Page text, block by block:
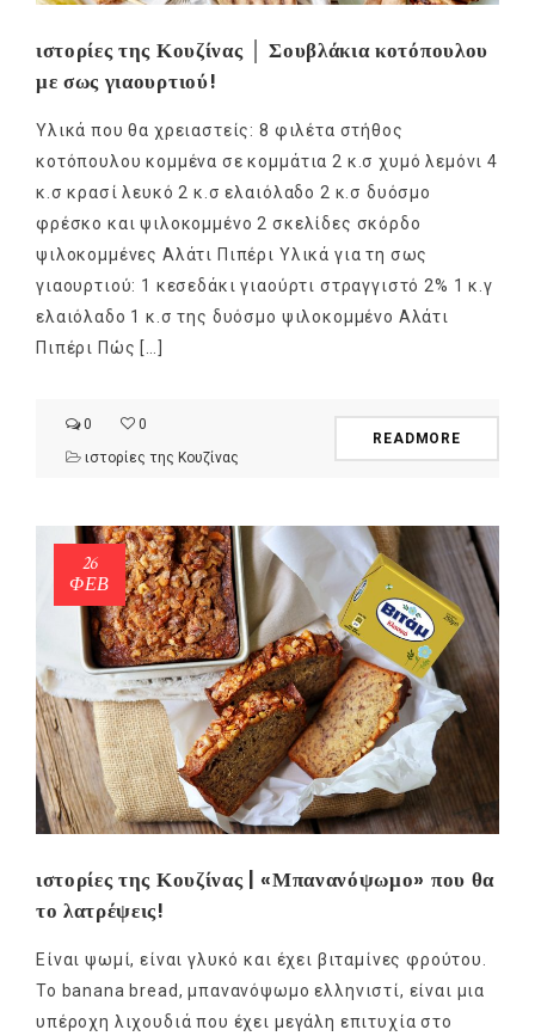
ιστορίες της Κουζίνας │ Σουβλάκια κοτόπουλου
με σως γιαουρτιού!
Υλικά που θα χρειαστείς: 8 φιλέτα στήθος
κοτόπουλου κομμένα σε κομμάτια 2 κ.σ χυμό λεμόνι 4
κ.σ κρασί λευκό 2 κ.σ ελαιόλαδο 2 κ.σ δυόσμο
φρέσκο και ψιλοκομμένο 2 σκελίδες σκόρδο
ψιλοκομμένες Αλάτι Πιπέρι Υλικά για τη σως
γιαουρτιού: 1 κεσεδάκι γιαούρτι στραγγιστό 2% 1 κ.γ
ελαιόλαδο 1 κ.σ της δυόσμο ψιλοκομμένο Αλάτι
Πιπέρι Πώς […]
0
0
ιστορίες της Κουζίνας
READMORE
26
ΦΕΒ
ιστορίες της Κουζίνας | «Μπανανόψωμο» που θα
το λατρέψεις!
Είναι ψωμί, είναι γλυκό και έχει βιταμίνες φρούτου.
Το banana bread, μπανανόψωμο ελληνιστί, είναι μια
υπέροχη λιχουδιά που έχει μεγάλη επιτυχία στο